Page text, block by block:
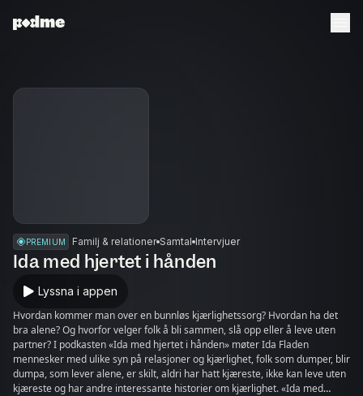
PREMIUM Familj & relationer Samtal Intervjuer
Ida med hjertet i hånden
Lyssna i appen
Hvordan kommer man over en bunnløs kjærlighetssorg? Hvordan ha det
bra alene? Og hvorfor velger folk å bli sammen, slå opp eller å leve uten
partner? I podkasten «Ida med hjertet i hånden» møter Ida Fladen
mennesker med ulike syn på relasjoner og kjærlighet, folk som dumper, blir
dumpa, som lever alene, er skilt, aldri har hatt kjæreste, ikke kan leve uten
kjæreste og har andre interessante historier om kjærlighet. «Ida med